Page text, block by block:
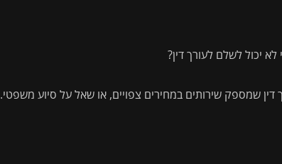
יכול לשלם לעורך דין?
שמספק שירותים במחירים צפויים, או שאל על סיוע משפטי.